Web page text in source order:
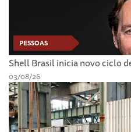
PESSOAS
Shell Brasil inicia novo ciclo
03/08/26